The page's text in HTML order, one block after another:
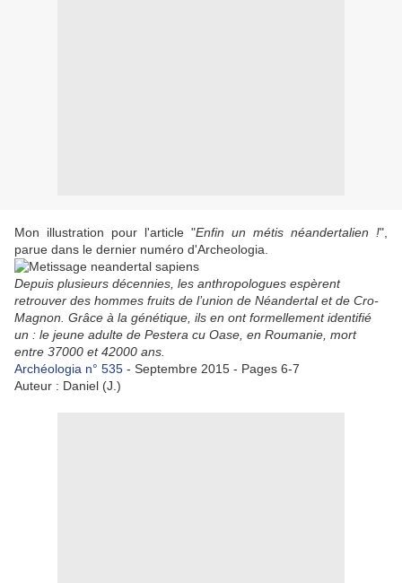
Mon illustration pour l'article "Enfin un métis néandertalien !",
parue dans le dernier numéro d'Archeologia.
Depuis plusieurs décennies, les anthro­pologues espèrent
retrouver des hom­mes fruits de l’union de Néandertal et de Cro-
Magnon. Grâce à la génétique, ils en ont formellement identifié
un : le jeune adulte de Pestera cu Oase, en Roumanie, mort
entre 37000 et 42000 ans.
Archéologia n° 535 - Septembre 2015 - Pages 6-7
Auteur : Daniel (J.)